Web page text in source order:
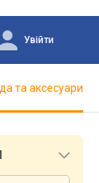
Увійти
та аксесуари